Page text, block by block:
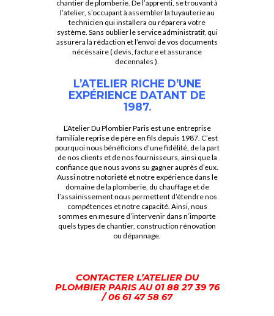
chantier de plomberie. De l’apprenti, se trouvant à
l’atelier, s’occupant à assembler la tuyauterie au
technicien qui installera ou réparera votre
système. Sans oublier le service administratif, qui
assurera la rédaction et l’envoi de vos documents
nécéssaire ( devis, facture et assurance
decennales ).
L’ATELIER RICHE D’UNE
EXPÉRIENCE DATANT DE
1987.
L’Atelier Du Plombier Paris est une entreprise
familiale reprise de père en fils depuis 1987. C’est
pourquoi nous bénéficions d’une fidélité, de la part
de nos clients et de nos fournisseurs, ainsi que la
confiance que nous avons su gagner auprès d’eux.
Aussi notre notoriété et notre expérience dans le
domaine de la plomberie, du chauffage et de
l’assainissement nous permettent d’étendre nos
compétences et notre capacité. Ainsi, nous
sommes en mesure d’intervenir dans n’importe
quels types de chantier, construction rénovation
ou dépannage.
CONTACTER L’ATELIER DU
PLOMBIER PARIS AU01 88 27 39 76
/ 06 61 47 58 67